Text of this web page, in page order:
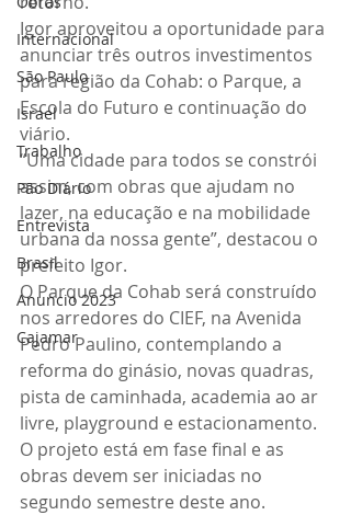
Internacional
São Paulo
Israel
Trabalho
Pão Diário
Entrevista
Brasil
Anuncio 2023
Cajamar
Igor aproveitou a oportunidade para
anunciar três outros investimentos
para região da Cohab: o Parque, a
Escola do Futuro e continuação do
viário.
“Uma cidade para todos se constrói
assim, com obras que ajudam no
lazer, na educação e na mobilidade
urbana da nossa gente”, destacou o
prefeito Igor.
O Parque da Cohab será construído
nos arredores do CIEF, na Avenida
Pedro Paulino, contemplando a
reforma do ginásio, novas quadras,
pista de caminhada, academia ao ar
livre, playground e estacionamento.
O projeto está em fase final e as
obras devem ser iniciadas no
segundo semestre deste ano.